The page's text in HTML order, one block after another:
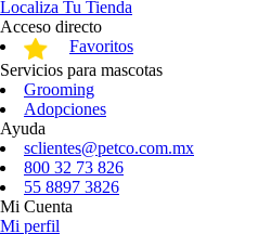
Localiza Tu Tienda
Acceso directo
Favoritos
Servicios para mascotas
Grooming
Adopciones
Ayuda
sclientes@petco.com.mx
800 32 73 826
55 8897 3826
Mi Cuenta
Mi perfil